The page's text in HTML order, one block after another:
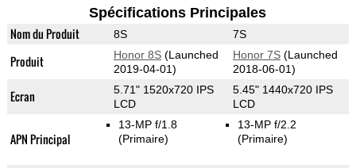
Spécifications Principales
Nom du Produit 8S 7S
Produit Honor 8S(Launched
2019-04-01)
Honor 7S(Launched
2018-06-01)
Ecran
5.71" 1520x720 IPS
LCD
5.45" 1440x720 IPS
LCD
APN Principal
13-MP f/1.8
(Primaire)
13-MP f/2.2
(Primaire)